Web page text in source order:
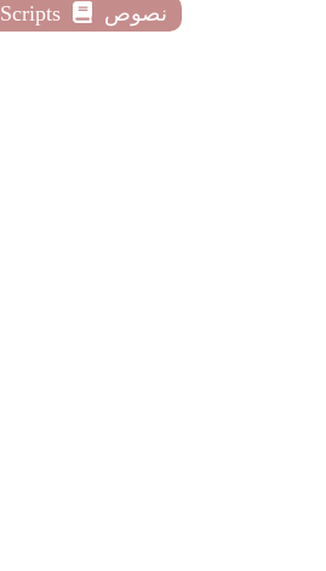
Scripts نصوص